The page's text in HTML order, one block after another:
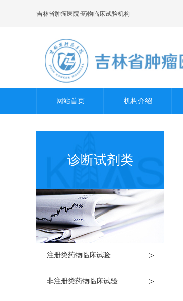
吉林省肿瘤医院·药物临床试验机构
网站首页 机构介绍
诊断试剂类
注册类药物临床试验 >
非注册类药物临床试验 >